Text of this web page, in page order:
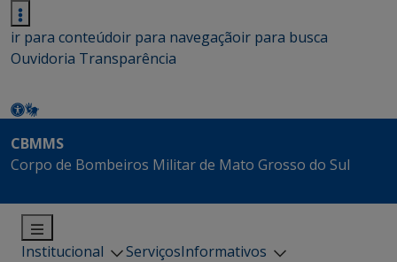
ir para conteúdoir para navegaçãoir para busca
Ouvidoria Transparência
CBMMS
Corpo de Bombeiros Militar de Mato Grosso do Sul
Institucional ServiçosInformativos